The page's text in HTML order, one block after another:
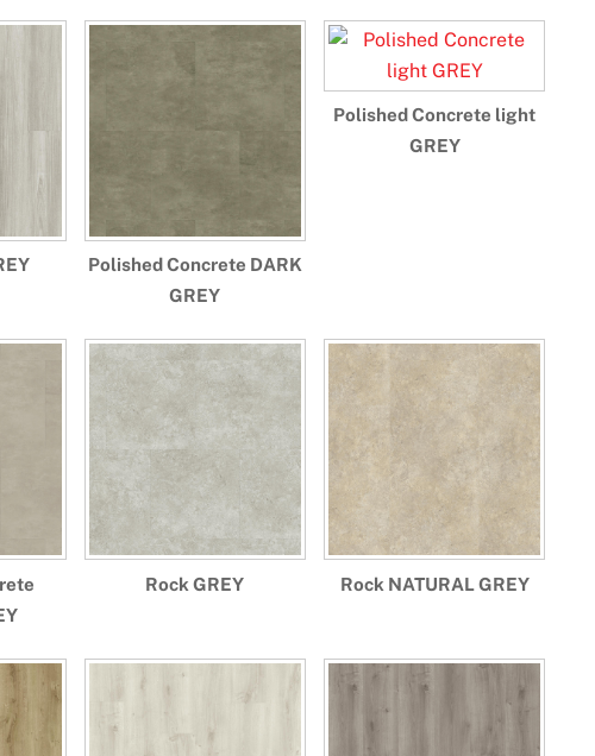
Polished Concrete DARK
GREY
Polished Concrete light
GREY
Rock GREY Rock NATURAL GREY